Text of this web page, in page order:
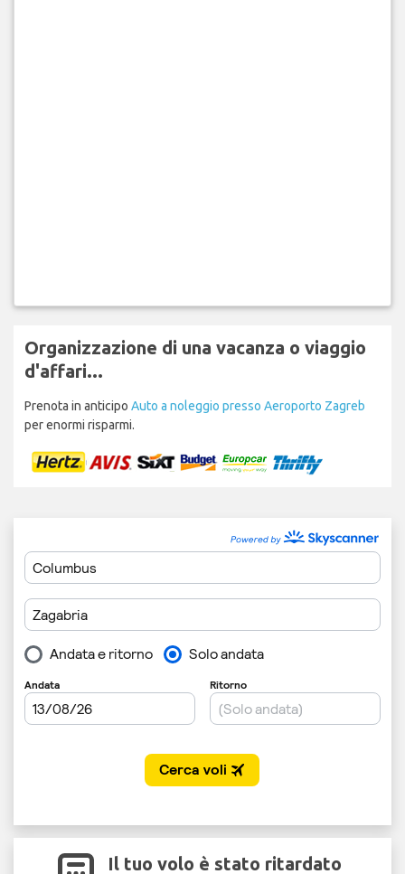
Organizzazione di una vacanza o viaggio
d'affari...
Prenota in anticipo Auto a noleggio presso Aeroporto Zagreb
per enormi risparmi.
Il tuo volo è stato ritardato